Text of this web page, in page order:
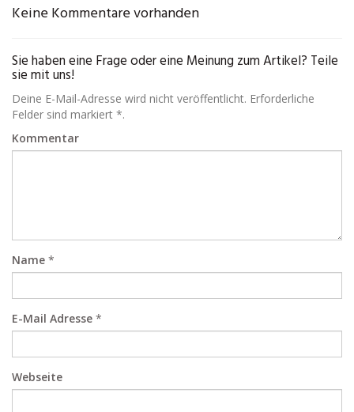
Keine Kommentare vorhanden
Sie haben eine Frage oder eine Meinung zum Artikel? Teile
sie mit uns!
Deine E-Mail-Adresse wird nicht veröffentlicht. Erforderliche
Felder sind markiert *.
Kommentar
Name *
E-Mail Adresse *
Webseite